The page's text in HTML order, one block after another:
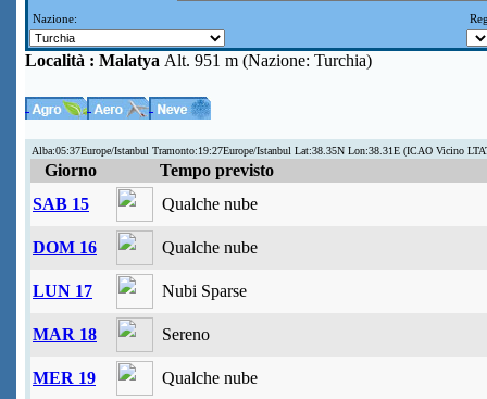
Nazione:
Località : Malatya Alt. 951 m (Nazione: Turchia)
Alba:05:37Europe/Istanbul Tramonto:19:27Europe/Istanbul Lat:38.35N Lon:38.31E (ICAO Vicino
Giorno
Tempo previsto
SAB 15
Qualche nube
DOM 16 Qualche nube
LUN 17 Nubi Sparse
MAR 18 Sereno
MER 19 Qualche nube